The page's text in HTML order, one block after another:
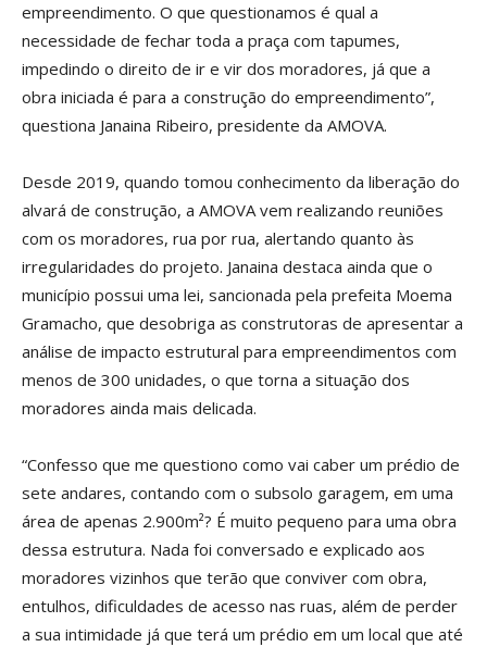
empreendimento. O que questionamos é qual a
necessidade de fechar toda a praça com tapumes,
impedindo o direito de ir e vir dos moradores, já que a
obra iniciada é para a construção do empreendimento”,
questiona Janaina Ribeiro, presidente da AMOVA.
Desde 2019, quando tomou conhecimento da liberação do
alvará de construção, a AMOVA vem realizando reuniões
com os moradores, rua por rua, alertando quanto às
irregularidades do projeto. Janaina destaca ainda que o
município possui uma lei, sancionada pela prefeita Moema
Gramacho, que desobriga as construtoras de apresentar a
análise de impacto estrutural para empreendimentos com
menos de 300 unidades, o que torna a situação dos
moradores ainda mais delicada.
“Confesso que me questiono como vai caber um prédio de
sete andares, contando com o subsolo garagem, em uma
área de apenas 2.900m²? É muito pequeno para uma obra
dessa estrutura. Nada foi conversado e explicado aos
moradores vizinhos que terão que conviver com obra,
entulhos, dificuldades de acesso nas ruas, além de perder
a sua intimidade já que terá um prédio em um local que até